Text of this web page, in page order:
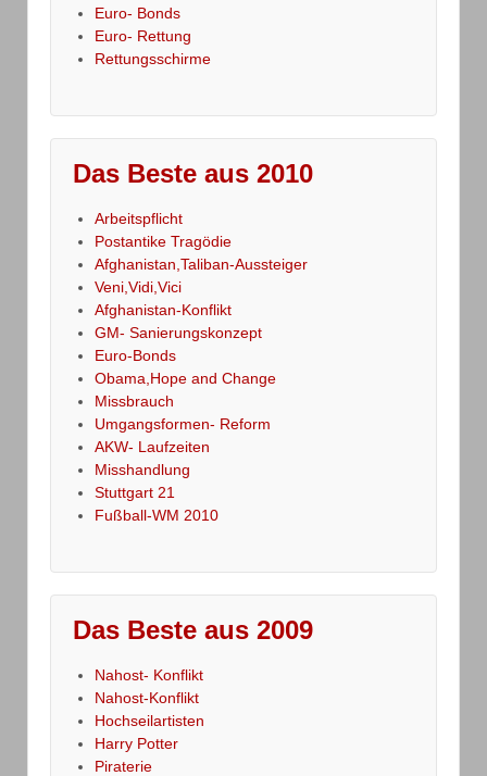
Euro- Bonds
Euro- Rettung
Rettungsschirme
Das Beste aus 2010
Arbeitspflicht
Postantike Tragödie
Afghanistan,Taliban-Aussteiger
Veni,Vidi,Vici
Afghanistan-Konflikt
GM- Sanierungskonzept
Euro-Bonds
Obama,Hope and Change
Missbrauch
Umgangsformen- Reform
AKW- Laufzeiten
Misshandlung
Stuttgart 21
Fußball-WM 2010
Das Beste aus 2009
Nahost- Konflikt
Nahost-Konflikt
Hochseilartisten
Harry Potter
Piraterie